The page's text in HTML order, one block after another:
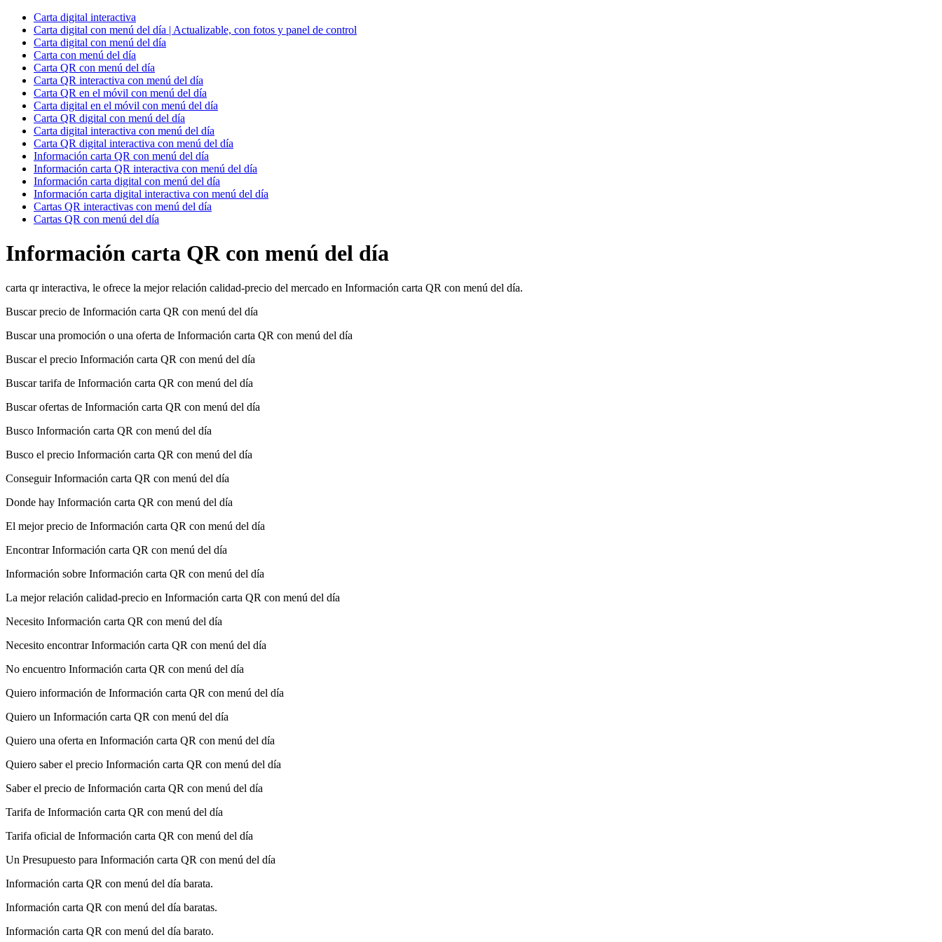
Carta digital interactiva
Carta digital con menú del día | Actualizable, con fotos y panel de control
Carta digital con menú del día
Carta con menú del día
Carta QR con menú del día
Carta QR interactiva con menú del día
Carta QR en el móvil con menú del día
Carta digital en el móvil con menú del día
Carta QR digital con menú del día
Carta digital interactiva con menú del día
Carta QR digital interactiva con menú del día
Información carta QR con menú del día
Información carta QR interactiva con menú del día
Información carta digital con menú del día
Información carta digital interactiva con menú del día
Cartas QR interactivas con menú del día
Cartas QR con menú del día
Información carta QR con menú del día
carta qr interactiva, le ofrece la mejor relación calidad-precio del mercado en Información carta QR con menú del día.
Buscar precio de Información carta QR con menú del día
Buscar una promoción o una oferta de Información carta QR con menú del día
Buscar el precio Información carta QR con menú del día
Buscar tarifa de Información carta QR con menú del día
Buscar ofertas de Información carta QR con menú del día
Busco Información carta QR con menú del día
Busco el precio Información carta QR con menú del día
Conseguir Información carta QR con menú del día
Donde hay Información carta QR con menú del día
El mejor precio de Información carta QR con menú del día
Encontrar Información carta QR con menú del día
Información sobre Información carta QR con menú del día
La mejor relación calidad-precio en Información carta QR con menú del día
Necesito Información carta QR con menú del día
Necesito encontrar Información carta QR con menú del día
No encuentro Información carta QR con menú del día
Quiero información de Información carta QR con menú del día
Quiero un Información carta QR con menú del día
Quiero una oferta en Información carta QR con menú del día
Quiero saber el precio Información carta QR con menú del día
Saber el precio de Información carta QR con menú del día
Tarifa de Información carta QR con menú del día
Tarifa oficial de Información carta QR con menú del día
Un Presupuesto para Información carta QR con menú del día
Información carta QR con menú del día barata.
Información carta QR con menú del día baratas.
Información carta QR con menú del día barato.